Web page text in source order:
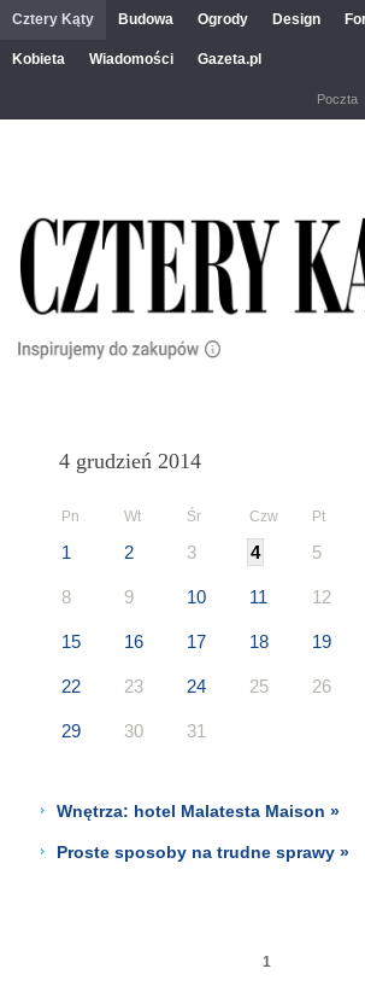
Cztery Kąty Budowa Ogrody Design
Kobieta Wiadomości Gazeta.pl
Poczta
4 grudzień 2014
Pn Wt Śr Czw Pt
1 2 3 4 5
8 9 10 11 12
15 16 17 18 19
22 23 24 25 26
29 30 31
Wnętrza: hotel Malatesta Maison »
Proste sposoby na trudne sprawy »
1